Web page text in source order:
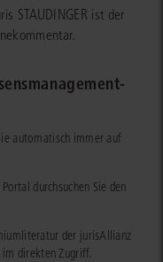
STAUDINGER ist der
automatisch immer auf
durchsuchen Sie den
der jurisAllianz
im direkten Zugriff.